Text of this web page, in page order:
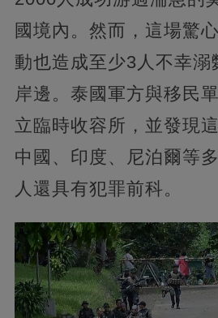
國境內。然而，這場驚
動也造成至少3人不幸溺
岸邊。泰國軍方與移民
立臨時收容所，並發現
中國、印度、尼泊爾等
人還具有犯罪前科。